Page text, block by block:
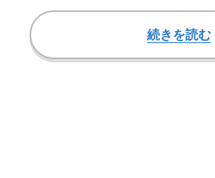
異例の大ヒットを…
続きを読む